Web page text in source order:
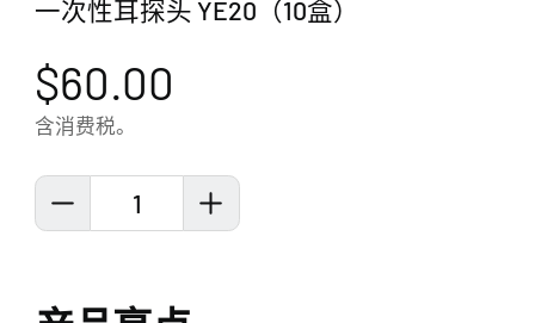
一次性耳探头 YE20（10盒）
$60.00
含消费税。
1